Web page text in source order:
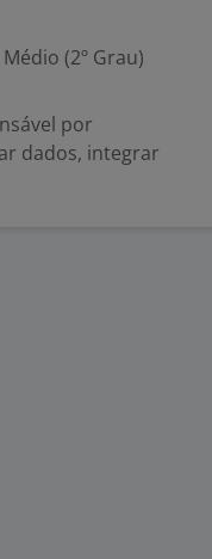
(2º Grau)
por
dados, integrar